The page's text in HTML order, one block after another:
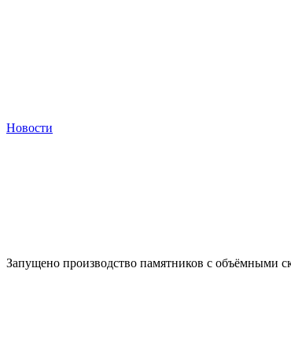
Новости
Запущено производство памятников с объёмными